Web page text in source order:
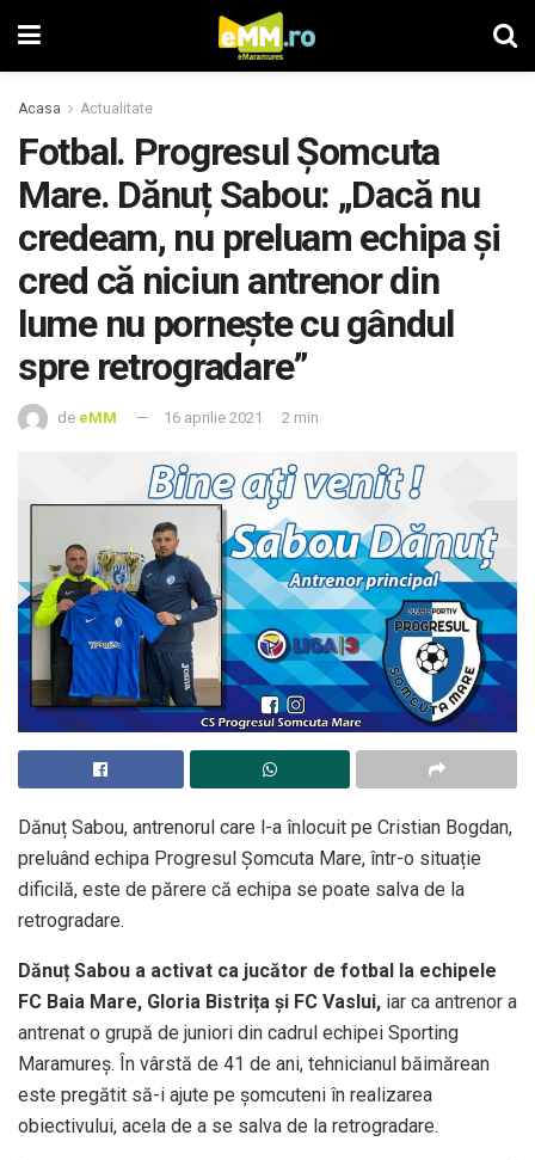
Acasa Actualitate
Fotbal. Progresul Șomcuta
Mare. Dănuț Sabou: „Dacă nu
credeam, nu preluam echipa și
cred că niciun antrenor din
lume nu pornește cu gândul
spre retrogradare”
de eMM 16 aprilie 2021 2 min
Dănuț Sabou, antrenorul care l-a înlocuit pe Cristian Bogdan,
preluând echipa Progresul Șomcuta Mare, într-o situație
dificilă, este de părere că echipa se poate salva de la
retrogradare.
Dănuț Sabou a activat ca jucător de fotbal la echipele
FC Baia Mare, Gloria Bistrița și FC Vaslui, iar ca antrenor a
antrenat o grupă de juniori din cadrul echipei Sporting
Maramureș. În vârstă de 41 de ani, tehnicianul băimărean
este pregătit să-i ajute pe șomcuteni în realizarea
obiectivului, acela de a se salva de la retrogradare.